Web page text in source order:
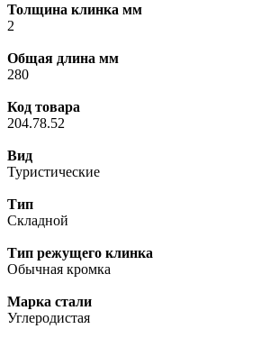
Толщина клинка мм
2
Общая длина мм
280
Код товара
204.78.52
Вид
Туристические
Тип
Складной
Тип режущего клинка
Обычная кромка
Марка стали
Углеродистая